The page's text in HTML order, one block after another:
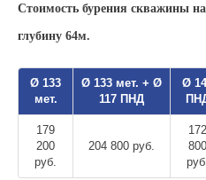
Стоимость бурения скважины
глубину 64м.
Ø 133
мет.
Ø 133 мет. + Ø
117 ПНД
Ø
179
200
руб.
204 800 руб.
172
800
руб.